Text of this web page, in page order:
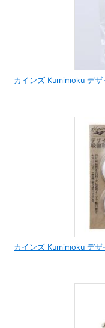
カインズ Kumimoku デ
カインズ Kumimoku デ